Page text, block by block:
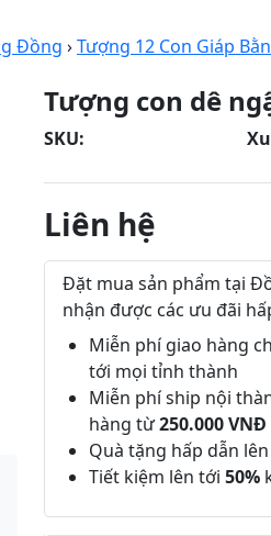
Đồng ›Tượng 12 Con Giáp
Tượng con dê
SKU:
Liên hệ
Đặt mua sản phẩm tại
nhận được các ưu đãi
Miễn phí giao hàng
tới mọi tỉnh thành
Miễn phí ship nội
hàng từ250.000 VNĐ
Quà tặng hấp dẫn
Tiết kiệm lên tới50%